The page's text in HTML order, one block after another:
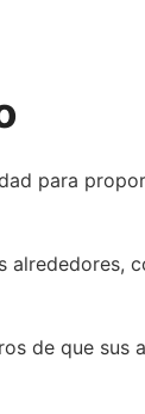
para
de que sus